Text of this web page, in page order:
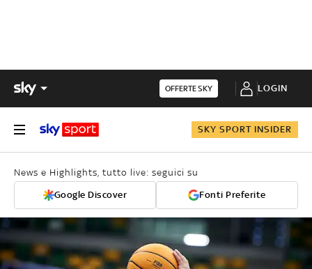
OFFERTE SKY LOGIN
SKY SPORT INSIDER
News e Highlights, tutto live: seguici su
Google Discover Fonti Preferite